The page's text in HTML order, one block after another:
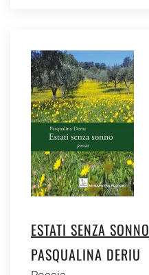
ESTATI SENZA SONNO
PASQUALINA DERIU